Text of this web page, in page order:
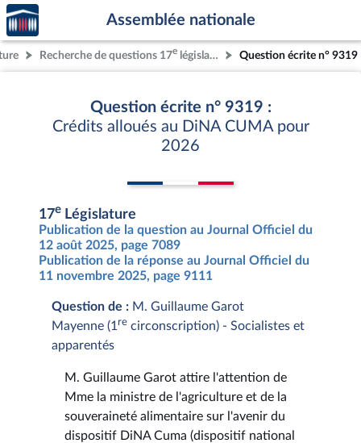
Aller au contenu
Aller en bas de la page
Accèder
à la
page
d'accueil
Assemblée nationale
Recherche de questions 17e législature Question écrite n° 9319
Question écrite n° 9319 :
Crédits alloués au DiNA CUMA pour
2026
17e Législature
Publication de la question au Journal Officiel du
12 août 2025, page 7089
Publication de la réponse au Journal Officiel du
11 novembre 2025, page 9111
Question de : M. Guillaume Garot
Mayenne (1 re circonscription) - Socialistes et
apparentés
M. Guillaume Garot attire l'attention de
Mme la ministre de l'agriculture et de la
souveraineté alimentaire sur l'avenir du
dispositif DiNA Cuma (dispositif national